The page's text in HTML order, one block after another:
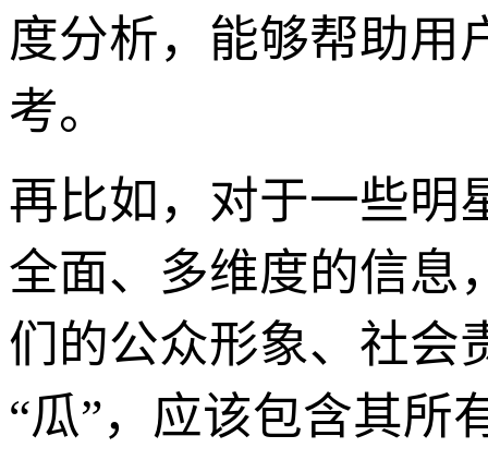
度分析，能够帮助用
考。
再比如，对于一些明
全面、多维度的信息
们的公众形象、社会
“瓜”，应该包含其所